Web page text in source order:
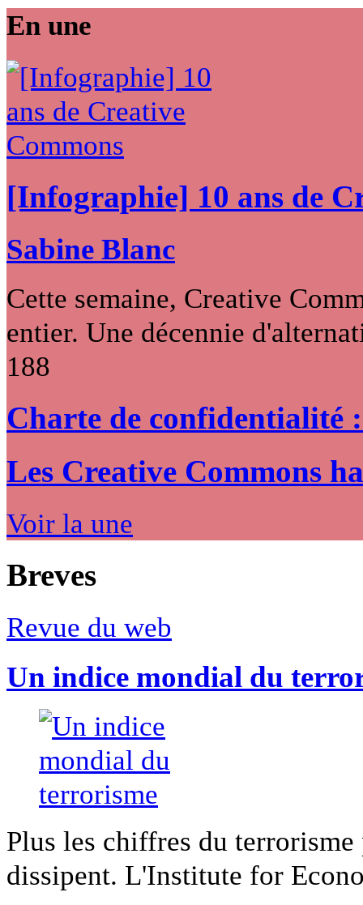
En une
[Infographie] 10 ans de
Sabine Blanc
Cette semaine, Creative
entier. Une décennie
188
Charte de confidentialité
Les Creative Commons
Voir la une
Breves
Revue du web
Un indice mondial du
Plus les chiffres du
dissipent. L'Institute for